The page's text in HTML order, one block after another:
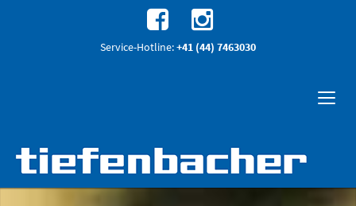
Service-Hotline:+41 (44) 7463030